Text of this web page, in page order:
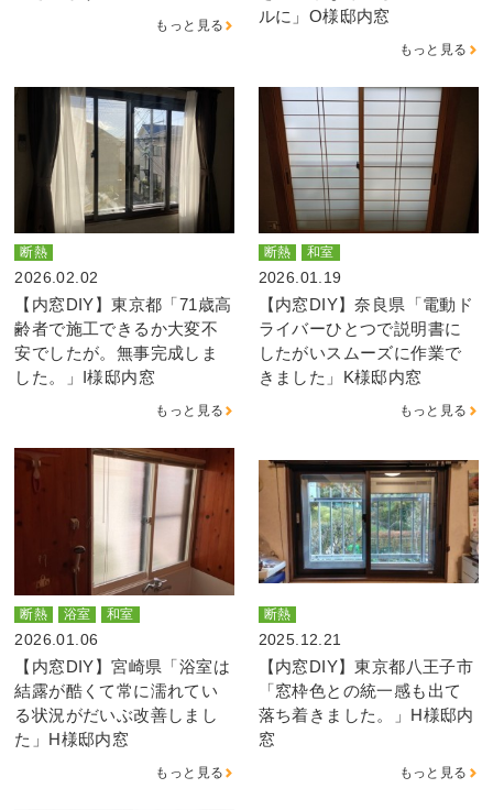
もっと見る
ルに」O様邸内窓
もっと見る
断熱
2026.02.02
【内窓DIY】東京都「71歳高
齢者で施工できるか大変不
安でしたが。無事完成しま
した。」I様邸内窓
もっと見る
断熱 和室
2026.01.19
【内窓DIY】奈良県「電動ド
ライバーひとつで説明書に
したがいスムーズに作業で
きました」K様邸内窓
もっと見る
断熱 浴室 和室
2026.01.06
【内窓DIY】宮崎県「浴室は
結露が酷くて常に濡れてい
る状況がだいぶ改善しまし
た」H様邸内窓
もっと見る
断熱
2025.12.21
【内窓DIY】東京都八王子市
「窓枠色との統一感も出て
落ち着きました。」H様邸内
窓
もっと見る